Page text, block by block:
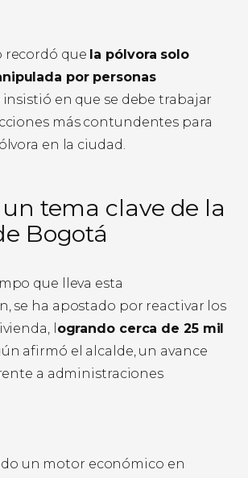
recordó que la pólvora solo
por personas
en que se debe trabajar
más contundentes para
en la ciudad.
tema clave de la
Bogotá
que lleva esta
se ha apostado por reactivar los
l ogrando cerca de 25 mil
afirmó el alcalde, un avance
a administraciones
un motor económico en